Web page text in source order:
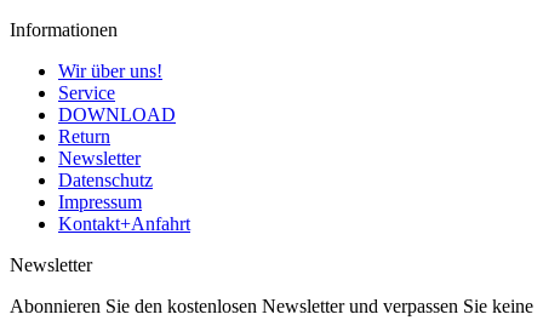
Informationen
Wir über uns!
Service
DOWNLOAD
Return
Newsletter
Datenschutz
Impressum
Kontakt+Anfahrt
Newsletter
Abonnieren Sie den kostenlosen Newsletter und verpassen Sie keine